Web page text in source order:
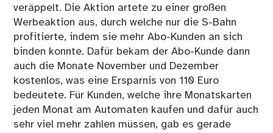
veräppelt. Die Aktion artete zu einer großen
Werbeaktion aus, durch welche nur die S-Bahn
profitierte, indem sie mehr Abo-Kunden an sich
binden konnte. Dafür bekam der Abo-Kunde dann
auch die Monate November und Dezember
kostenlos, was eine Ersparnis von 110 Euro
bedeutete. Für Kunden, welche ihre Monatskarten
jeden Monat am Automaten kaufen und dafür auch
sehr viel mehr zahlen müssen, gab es gerade